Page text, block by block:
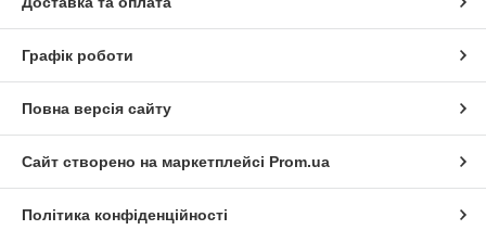
Графік роботи
Повна версія сайту
Сайт створено на маркетплейсі Prom.ua
Політика конфіденційності